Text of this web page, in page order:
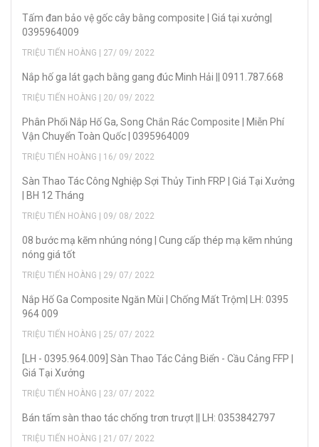
Tấm đan bảo vệ gốc cây bằng composite | Giá tại xưởng|
0395964009
TRIỆU TIẾN HOÀNG | 27/ 09/ 2022
Nắp hố ga lát gạch bằng gang đúc Minh Hải || 0911.787.668
TRIỆU TIẾN HOÀNG | 20/ 09/ 2022
Phân Phối Nắp Hố Ga, Song Chắn Rác Composite | Miễn Phí
Vận Chuyển Toàn Quốc | 0395964009
TRIỆU TIẾN HOÀNG | 16/ 09/ 2022
Sàn Thao Tác Công Nghiệp Sợi Thủy Tinh FRP | Giá Tại Xưởng
| BH 12 Tháng
TRIỆU TIẾN HOÀNG | 09/ 08/ 2022
08 bước mạ kẽm nhúng nóng | Cung cấp thép mạ kẽm nhúng
nóng giá tốt
TRIỆU TIẾN HOÀNG | 29/ 07/ 2022
Nắp Hố Ga Composite Ngăn Mùi | Chống Mất Trộm| LH: 0395
964 009
TRIỆU TIẾN HOÀNG | 25/ 07/ 2022
[LH - 0395.964.009] Sàn Thao Tác Cảng Biển - Cầu Cảng FFP |
Giá Tại Xưởng
TRIỆU TIẾN HOÀNG | 23/ 07/ 2022
Bán tấm sàn thao tác chống trơn trượt || LH: 0353842797
TRIỆU TIẾN HOÀNG | 21/ 07/ 2022